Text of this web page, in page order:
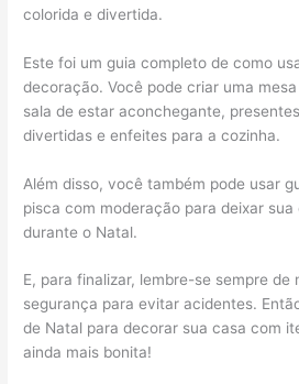
colorida e divertida.
Este foi um guia completo de como
decoração. Você pode criar uma
sala de estar aconchegante,
divertidas e enfeites para a cozinha.
Além disso, você também pode usar
pisca com moderação para deixar
durante o Natal.
E, para finalizar, lembre-se sempre de
segurança para evitar acidentes.
de Natal para decorar sua casa com
ainda mais bonita!